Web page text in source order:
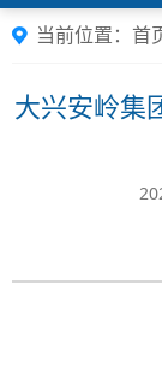
当前位置： 首
大兴安岭集